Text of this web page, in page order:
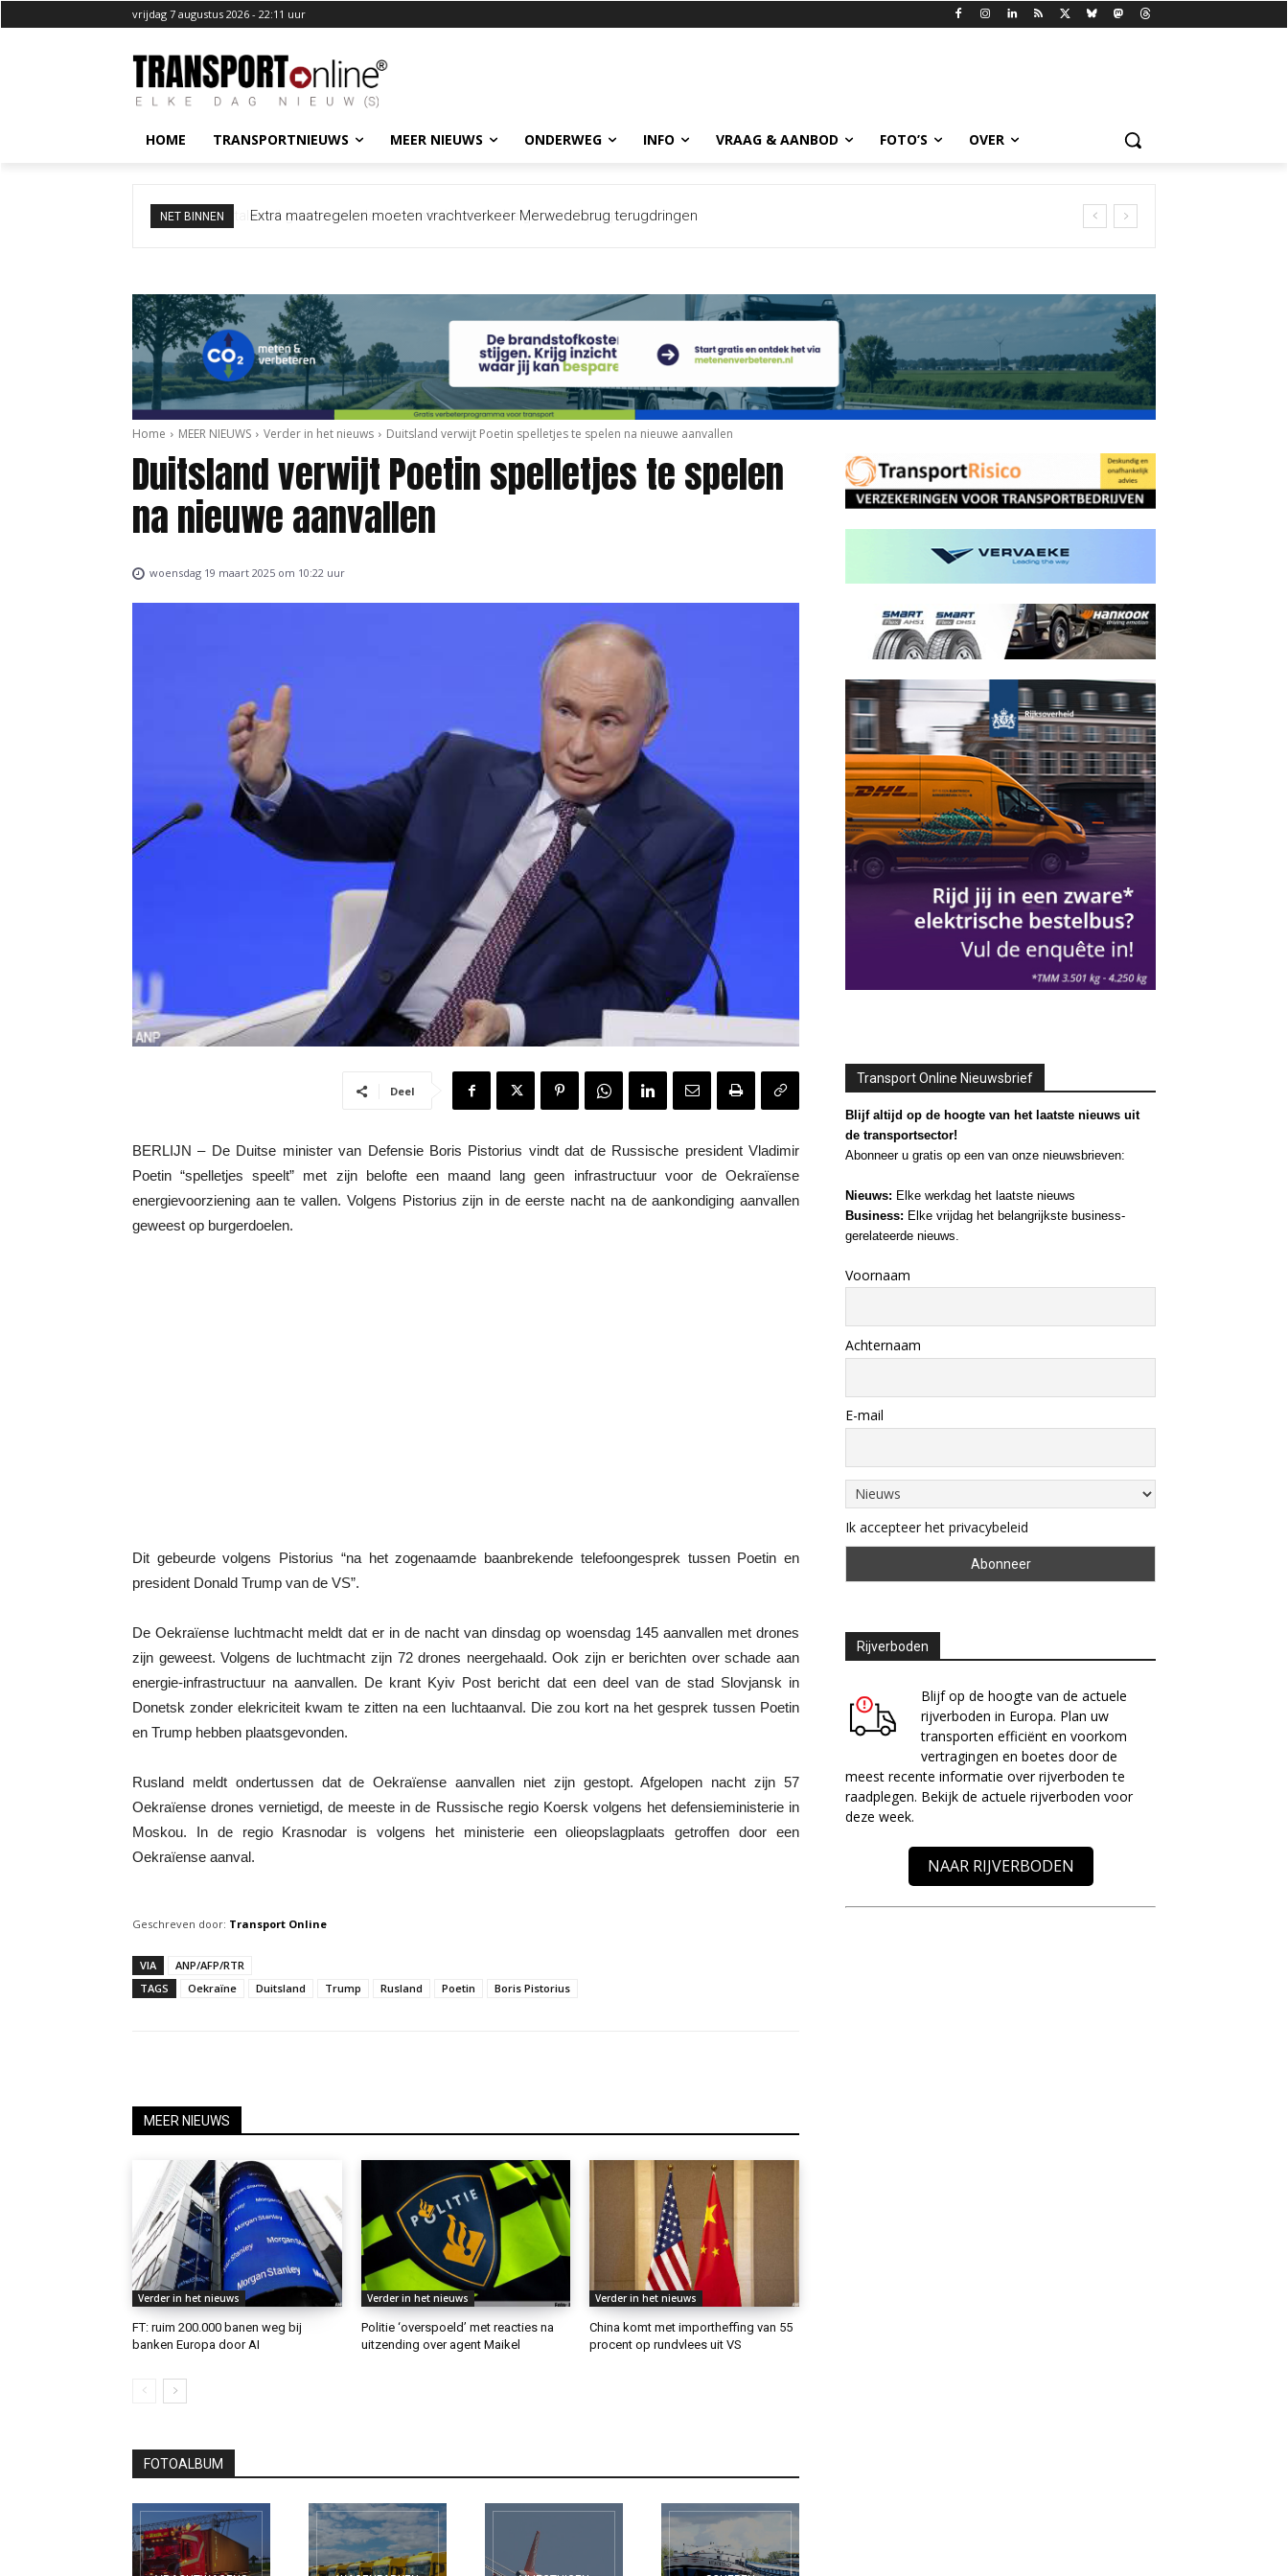
vrijdag 7 augustus 2026 - 22:11 uur
HOME TRANSPORTNIEUWS MEER NIEUWS ONDERWEG INFO VRAAG & AANBOD FOTO’S OVER
NET BINNEN Extra maatregelen moeten vrachtverkeer Merwedebrug terugdringen
Home MEER NIEUWS Verder in het nieuws Duitsland verwijt Poetin spelletjes te spelen na nieuwe aanvallen
Duitsland verwijt Poetin spelletjes te spelen
na nieuwe aanvallen
woensdag 19 maart 2025 om 10:22 uur
Deel
BERLIJN – De Duitse minister van Defensie Boris Pistorius vindt dat de Russische president Vladimir
Poetin “spelletjes speelt” met zijn belofte een maand lang geen infrastructuur voor de Oekraïense
energievoorziening aan te vallen. Volgens Pistorius zijn in de eerste nacht na de aankondiging aanvallen
geweest op burgerdoelen.
Dit gebeurde volgens Pistorius “na het zogenaamde baanbrekende telefoongesprek tussen Poetin en
president Donald Trump van de VS”.
De Oekraïense luchtmacht meldt dat er in de nacht van dinsdag op woensdag 145 aanvallen met drones
zijn geweest. Volgens de luchtmacht zijn 72 drones neergehaald. Ook zijn er berichten over schade aan
energie-infrastructuur na aanvallen. De krant Kyiv Post bericht dat een deel van de stad Slovjansk in
Donetsk zonder elekriciteit kwam te zitten na een luchtaanval. Die zou kort na het gesprek tussen Poetin
en Trump hebben plaatsgevonden.
Rusland meldt ondertussen dat de Oekraïense aanvallen niet zijn gestopt. Afgelopen nacht zijn 57
Oekraïense drones vernietigd, de meeste in de Russische regio Koersk volgens het defensieministerie in
Moskou. In de regio Krasnodar is volgens het ministerie een olieopslagplaats getroffen door een
Oekraïense aanval.
Geschreven door: Transport Online
VIA
ANP/AFP/RTR
TAGS
Oekraïne Duitsland Trump Rusland Poetin Boris Pistorius
MEER NIEUWS
Verder in het nieuws
FT: ruim 200.000 banen weg bij
banken Europa door AI
Verder in het nieuws
Politie ‘overspoeld’ met reacties na
uitzending over agent Maikel
Verder in het nieuws
China komt met importheffing van 55
procent op rundvlees uit VS
FOTOALBUM
Transport Online Nieuwsbrief
Blijf altijd op de hoogte van het laatste nieuws uit
de transportsector!
Abonneer u gratis op een van onze nieuwsbrieven:
Nieuws: Elke werkdag het laatste nieuws
Business: Elke vrijdag het belangrijkste business-
gerelateerde nieuws.
Voornaam
Achternaam
E-mail
Ik accepteer het privacybeleid
Rijverboden
Blijf op de hoogte van de actuele
rijverboden in Europa. Plan uw
transporten efficiënt en voorkom
vertragingen en boetes door de
meest recente informatie over rijverboden te
raadplegen. Bekijk de actuele rijverboden voor
deze week.
NAAR RIJVERBODEN